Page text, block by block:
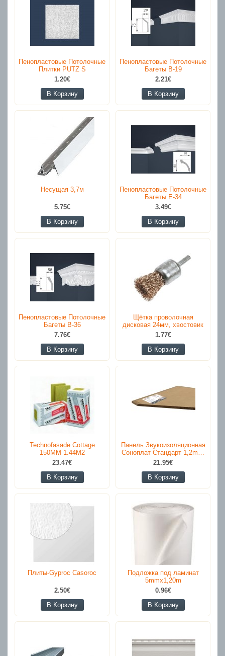
Пенопластовые Потолочные
Плитки PUTZ S
1.20€
В Корзину
Пенопластовые Потолочные
Багеты B-19
2.21€
В Корзину
Несущая 3,7м
5.75€
В Корзину
Пенопластовые Потолочные
Багеты E-34
3.49€
В Корзину
Пенопластовые Потолочные
Багеты B-36
7.76€
В Корзину
Щётка проволочная
дисковая 24мм, хвостовик
1.77€
В Корзину
Technofasade Cottage
150MM 1.44M2
23.47€
В Корзину
Панель Звукоизоляционная
Соноплат Стандарт 1,2m…
21.95€
В Корзину
Плиты-Gyproc Casoroc
2.50€
В Корзину
Подложка под ламинат
5mmx1,20m
0.96€
В Корзину